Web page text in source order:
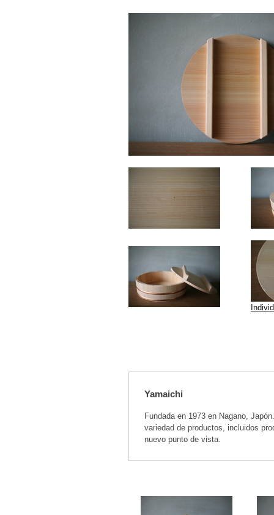
Yamaichi
Fundada en 1973 en Nagano,
variedad de productos, incluidos
nuevo punto de vista.